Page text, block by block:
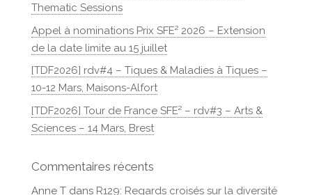
Thematic Sessions
Appel à nominations Prix SFE² 2026 – Extension
de la date limite au 15 juillet
[TDF2026] rdv#4 – Tiques & Maladies à Tiques –
10-12 Mars, Maisons-Alfort
[TDF2026] Tour de France SFE² – rdv#3 – Arts &
Sciences – 14 Mars, Brest
Commentaires récents
Anne Tdans R129: Regards croisés sur la diversité